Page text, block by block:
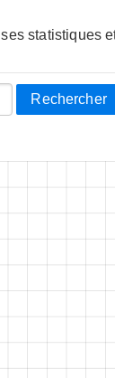
statistiques
Rechercher